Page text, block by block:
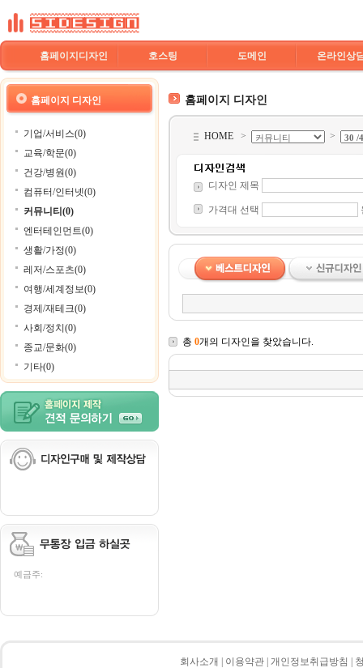
홈페이지디자인 호스팅 도메인 온라인상
홈페이지 디자인
기업/서비스(0)
교육/학문(0)
건강/병원(0)
컴퓨터/인터넷(0)
커뮤니티(0)
엔터테인먼트(0)
생활/가정(0)
레저/스포츠(0)
여행/세계정보(0)
경제/재테크(0)
사회/정치(0)
종교/문화(0)
기타(0)
예금주:
홈페이지 디자인
HOME > >
디자인 제목
가격대 선택
총 0개의 디자인을 찾았습니다.
회사소개 이용약관 개인정보취급방침